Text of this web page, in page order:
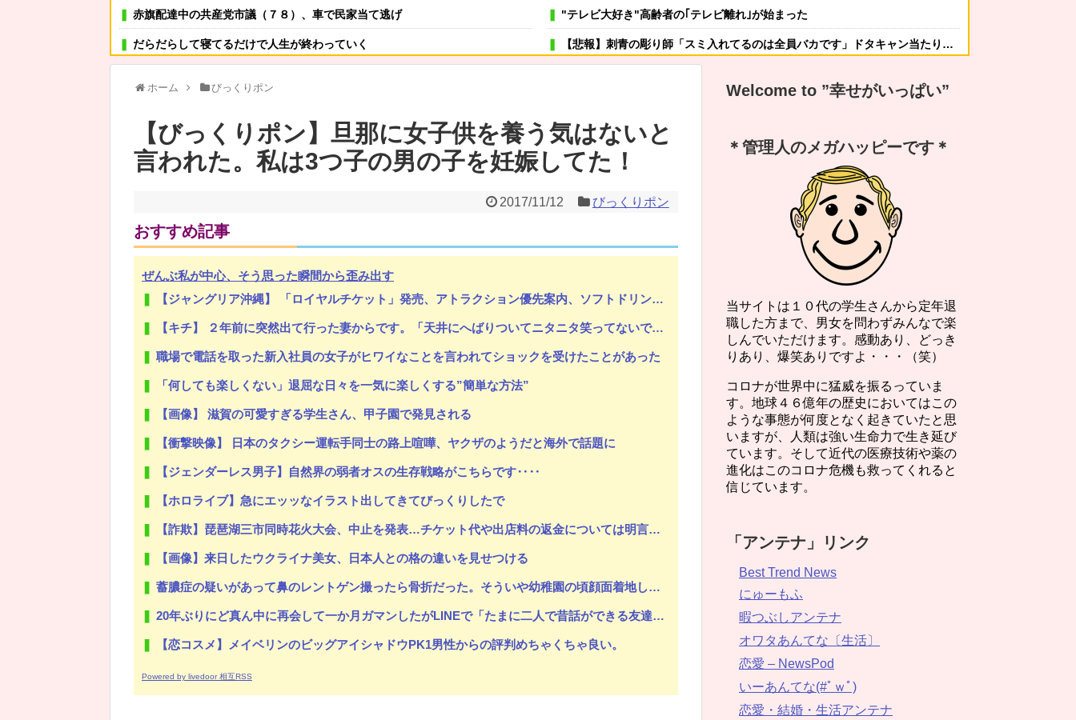
赤旗配達中の共産党市議（７８）、車で民家当て逃げ
だらだらして寝てるだけで人生が終わっていく
その店には腕のいいバーテンダーがいた。このグラスに１杯たのむよ→彼の見事なテクニックはこちらです…
嫁「嫌いじゃないけど、好きかは分からない」俺「え…？」→突然告げられた言葉よりも、娘と離れる未来が怖くなり…
カレー作りすぎたんだがどうしよう…
"テレビ大好き"高齢者の｢テレビ離れ｣が始まった
【悲報】刺青の彫り師「スミ入れてるのは全員バカです」ドタキャン当たり前、カネはない、挨拶もできない
薬剤師「なんでジェネリック嫌なんですか？ｗ 先発品と全く同じですよ？w」
虐待されて育った私にウトメ「子供を産んだらご両親への感謝の気持ちも湧いてきたでしょ。いい加減に意地貼るの止めて仲直りしなさい 」【中編】
嫁が風呂入ってる間に子供と寝室に行って俺だけ寝落ちしたら嫁から「子供あんなに泣いてたのによく寝てられんな…」って恨み節がメッセージで来てた
ホーム びっくりポン
【びっくりポン】旦那に女子供を養う気はないと
言われた。私は3つ子の男の子を妊娠してた！
2017/11/12 びっくりポン
おすすめ記事
ぜんぶ私が中心、そう思った瞬間から歪み出す
【ジャングリア沖縄】 「ロイヤルチケット」発売、アトラクション優先案内、ソフトドリンク飲み放題、スパ利用、駐車場無料…大人29700円
【キチ】 ２年前に突然出て行った妻からです。「天井にへばりついてニタニタ笑ってないで出て行って！」【怖】
職場で電話を取った新入社員の女子がヒワイなことを言われてショックを受けたことがあった
「何しても楽しくない」退屈な日々を一気に楽しくする”簡単な方法”
【画像】 滋賀の可愛すぎる学生さん、甲子園で発見される
【衝撃映像】 日本のタクシー運転手同士の路上喧嘩、ヤクザのようだと海外で話題に
【ジェンダーレス男子】自然界の弱者オスの生存戦略がこちらです‥‥
【ホロライブ】急にエッッなイラスト出してきてびっくりしたで
【詐欺】琵琶湖三市同時花火大会、中止を発表…チケット代や出店料の返金については明言せず
【画像】来日したウクライナ美女、日本人との格の違いを見せつける
蓄膿症の疑いがあって鼻のレントゲン撮ったら骨折だった。そういや幼稚園の頃顔面着地したことがあったが、 母ちゃん当時気づかなかったのかよ・・・
20年ぶりにど真ん中に再会して一か月ガマンしたがLINEで「たまに二人で昔話ができる友達になろう」的なメッセ送信した。昨日まで既読無視
【恋コスメ】メイベリンのビッグアイシャドウPK1男性からの評判めちゃくちゃ良い。
Powered by livedoor 相互RSS
Welcome to ”幸せがいっぱい”
＊管理人のメガハッピーです＊
当サイトは１０代の学生さんから定年退
職した方まで、男女を問わずみんなで楽
しんでいただけます。感動あり、どっき
りあり、爆笑ありですよ・・・（笑）
コロナが世界中に猛威を振るっていま
す。地球４６億年の歴史においてはこの
ような事態が何度となく起きていたと思
いますが、人類は強い生命力で生き延び
ています。そして近代の医療技術や薬の
進化はこのコロナ危機も救ってくれると
信じています。
「アンテナ」リンク
Best Trend News
にゅーもふ
暇つぶしアンテナ
オワタあんてな〔生活〕
恋愛 – NewsPod
いーあんてな(#ﾟｗﾟ)
恋愛・結婚・生活アンテナ